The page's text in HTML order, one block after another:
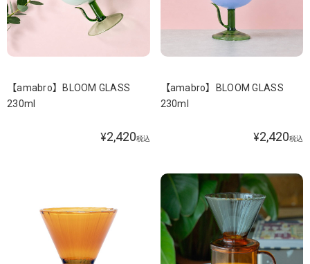
【amabro】BLOOM GLASS
230ml
¥2,420税込
【amabro】BLOOM GLASS
230ml
¥2,420税込